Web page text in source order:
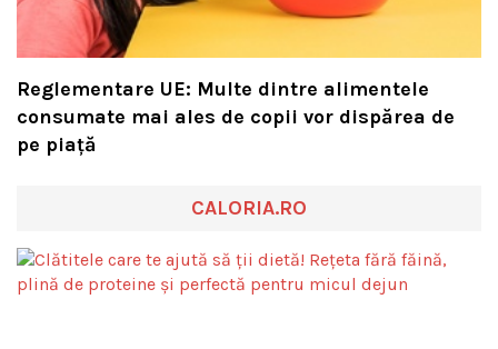
Reglementare UE: Multe dintre alimentele
consumate mai ales de copii vor dispărea de
pe piață
CALORIA.RO